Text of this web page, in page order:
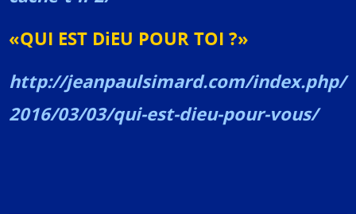
«QUI EST DiEU POUR TOI ?»
http://jeanpaulsimard.com/index.php/
2016/03/03/qui-est-dieu-pour-vous/